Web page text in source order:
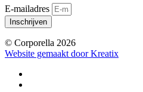
E-mailadres
Inschrijven
© Corporella 2026
Website gemaakt door Kreatix